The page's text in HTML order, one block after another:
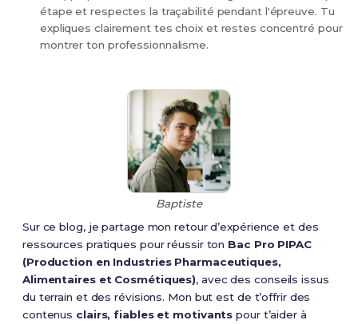
étape et respectes la traçabilité pendant l'épreuve. Tu
expliques clairement tes choix et restes concentré pour
montrer ton professionnalisme.
Baptiste
Sur ce blog, je partage mon retour d’expérience et des
ressources pratiques pour réussir ton Bac Pro PIPAC
(Production en Industries Pharmaceutiques,
Alimentaires et Cosmétiques), avec des conseils issus
du terrain et des révisions. Mon but est de t’offrir des
contenus clairs, fiables et motivants pour t’aider à